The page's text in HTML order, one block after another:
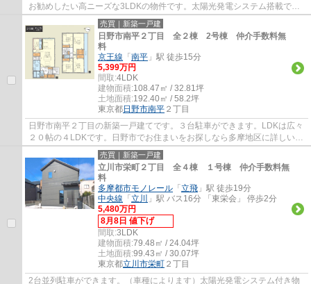
お勧めしたい高ニーズな3LDKの物件です。太陽光発電システム搭載でエ
コな暮らしができます。エージーホームではご...
売買｜新築一戸建
日野市南平２丁目 全２棟 2号棟 仲介手数料無
料
京王線 「 南平 」駅 徒歩15分
5,399万円
間取:4LDK
建物面積:108.47㎡ / 32.81坪
土地面積:192.40㎡ / 58.2坪
東京都日野市南平 ２丁目
日野市南平２丁目の新築一戸建てです。３台駐車ができます。LDKは広々
２０帖の４LDKです。日野市でお住まいをお探しなら多摩地区に詳しいエ
ージーホームに是非お任せください。まずは...
売買｜新築一戸建
立川市栄町２丁目 全４棟 １号棟 仲介手数料無
料
多摩都市モノレール 「 立飛 」駅 徒歩19分
中央線 「 立川
」駅 バス16分 「東栄会」 停歩2分
5,480万円
8月8日 値下げ
間取:3LDK
建物面積:79.48㎡ / 24.04坪
土地面積:99.43㎡ / 30.07坪
東京都立川市栄町 ２丁目
2台並列駐車ができます。（車種によります）太陽光発電システム付き物